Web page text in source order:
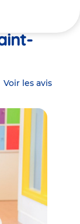
Voir les avis